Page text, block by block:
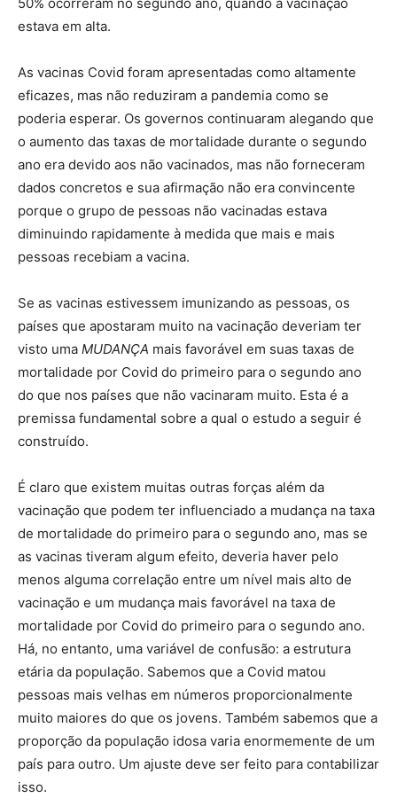
50% ocorreram no segundo ano, quando a vacinação
estava em alta.
As vacinas Covid foram apresentadas como altamente
eficazes, mas não reduziram a pandemia como se
poderia esperar. Os governos continuaram alegando que
o aumento das taxas de mortalidade durante o segundo
ano era devido aos não vacinados, mas não forneceram
dados concretos e sua afirmação não era convincente
porque o grupo de pessoas não vacinadas estava
diminuindo rapidamente à medida que mais e mais
pessoas recebiam a vacina.
Se as vacinas estivessem imunizando as pessoas, os
países que apostaram muito na vacinação deveriam ter
visto uma MUDANÇA mais favorável em suas taxas de
mortalidade por Covid do primeiro para o segundo ano
do que nos países que não vacinaram muito. Esta é a
premissa fundamental sobre a qual o estudo a seguir é
construído.
É claro que existem muitas outras forças além da
vacinação que podem ter influenciado a mudança na taxa
de mortalidade do primeiro para o segundo ano, mas se
as vacinas tiveram algum efeito, deveria haver pelo
menos alguma correlação entre um nível mais alto de
vacinação e um mudança mais favorável na taxa de
mortalidade por Covid do primeiro para o segundo ano.
Há, no entanto, uma variável de confusão: a estrutura
etária da população. Sabemos que a Covid matou
pessoas mais velhas em números proporcionalmente
muito maiores do que os jovens. Também sabemos que a
proporção da população idosa varia enormemente de um
país para outro. Um ajuste deve ser feito para contabilizar
isso.